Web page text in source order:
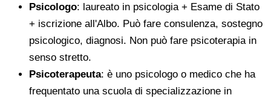
Psicologo: laureato in psicologia + Esame di Stato
+ iscrizione all'Albo. Può fare consulenza, sostegno
psicologico, diagnosi. Non può fare psicoterapia in
senso stretto.
Psicoterapeuta: è uno psicologo o medico che ha
frequentato una scuola di specializzazione in